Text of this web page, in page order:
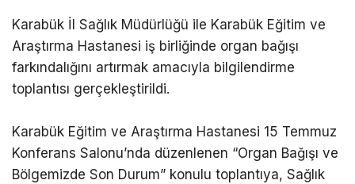
Karabük İl Sağlık Müdürlüğü ile Karabük Eğitim ve
Araştırma Hastanesi iş birliğinde organ bağışı
farkındalığını artırmak amacıyla bilgilendirme
toplantısı gerçekleştirildi.
Karabük Eğitim ve Araştırma Hastanesi 15 Temmuz
Konferans Salonu’nda düzenlenen “Organ Bağışı ve
Bölgemizde Son Durum” konulu toplantıya, Sağlık